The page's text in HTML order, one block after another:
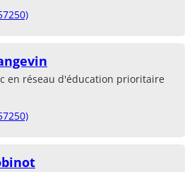
en réseau d'éducation prioritaire